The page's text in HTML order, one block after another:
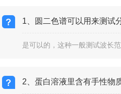
1、 圆二色谱可以用来测试
是可以的，这种一般测试波长
2、蛋白溶液里含有手性物